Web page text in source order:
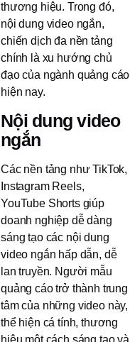
thương hiệu. Trong đó,
nội dung video ngắn,
chiến dịch đa nền tảng
chính là xu hướng chủ
đạo của ngành quảng cáo
hiện nay.
Nội dung video
ngắn
Các nền tảng như TikTok,
Instagram Reels,
YouTube Shorts giúp
doanh nghiệp dễ dàng
sáng tạo các nội dung
video ngắn hấp dẫn, dễ
lan truyền. Người mẫu
quảng cáo trở thành trung
tâm của những video này,
thể hiện cá tính, thương
hiệu một cách sáng tạo và